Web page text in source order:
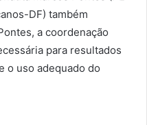
DF) também
a coordenação
para resultados
o uso adequado do